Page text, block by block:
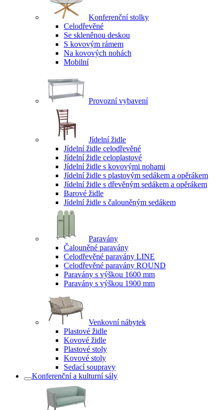
Konferenční stolky
Celodřevěné
Se skleněnou deskou
S kovovým rámem
Na kovových nohách
Mobilní
Provozní vybavení
Jídelní židle
Jídelní židle celodřevěné
Jídelní židle celoplastové
Jídelní židle s kovovými nohami
Jídelní židle s plastovým sedákem a opěrákem
Jídelní židle s dřevěným sedákem a opěrákem
Barové židle
Jídelní židle s čalouněným sedákem
Paravány
Čalouněné paravány
Celodřevěné paravány LINE
Celodřevěné paravány ROUND
Paravány s výškou 1600 mm
Paravány s výškou 1900 mm
Venkovní nábytek
Plastové židle
Kovové židle
Plastové stoly
Kovové stoly
Sedací soupravy
Konferenční a kulturní sály